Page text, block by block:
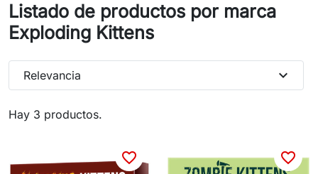
Listado de productos por marca
Exploding Kittens
Hay 3 productos.
Relevancia expand_more
favorite_border favorite_border